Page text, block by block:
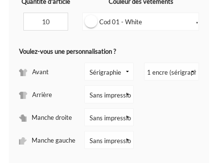
Cod 01 - White ▼
Voulez-vous une personnalisation ?
Avant
Arrière
Manche droite
Manche gauche